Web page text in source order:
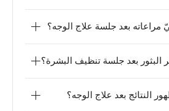
بعد جلسة علاج الوجه؟
بعد جلسة تنظيف البشرة؟
النتائج بعد علاج الوجه؟